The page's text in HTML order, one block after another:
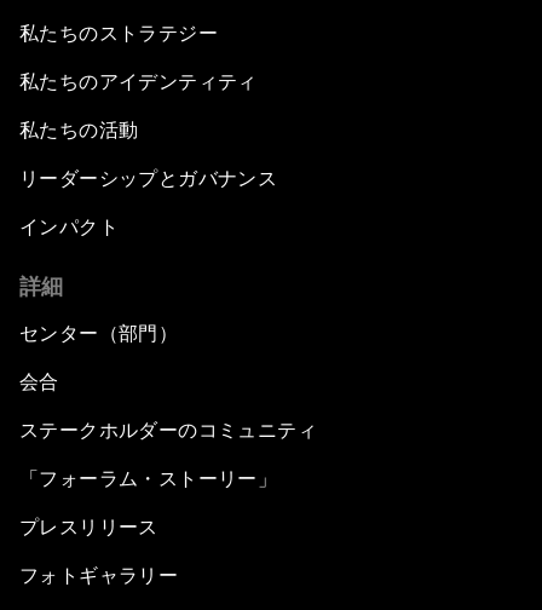
私たちのストラテジー
私たちのアイデンティティ
私たちの活動
リーダーシップとガバナンス
インパクト
詳細
センター（部門）
会合
ステークホルダーのコミュニティ
「フォーラム・ストーリー」
プレスリリース
フォトギャラリー